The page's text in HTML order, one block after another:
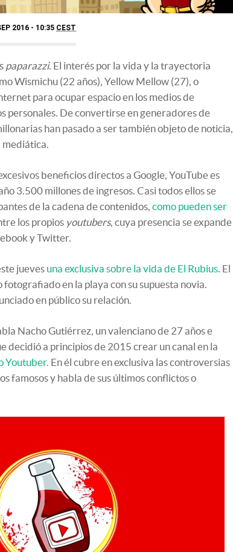
2016 - 10:35 CEST
paparazzi. El interés por la vida y la trayectoria
Wismichu (22 años), Yellow Mellow (27), o
para ocupar espacio en los medios de
personales. De convertirse en generadores de
han pasado a ser también objeto de noticia,
beneficios directos a Google, YouTube es
3.500 millones de ingresos. Casi todos ellos se
de la cadena de contenidos, como pueden ser
los propios youtubers, cuya presencia se expande
y Twitter.
jueves una exclusiva sobre la vida de El Rubius. El
fotografiado en la playa con su supuesta novia.
en público su relación.
Nacho Gutiérrez, un valenciano de 27 años e
decidió a principios de 2015 crear un canal en la
Youtuber. En él cubre en exclusiva las controversias
famosos y habla de sus últimos conflictos o